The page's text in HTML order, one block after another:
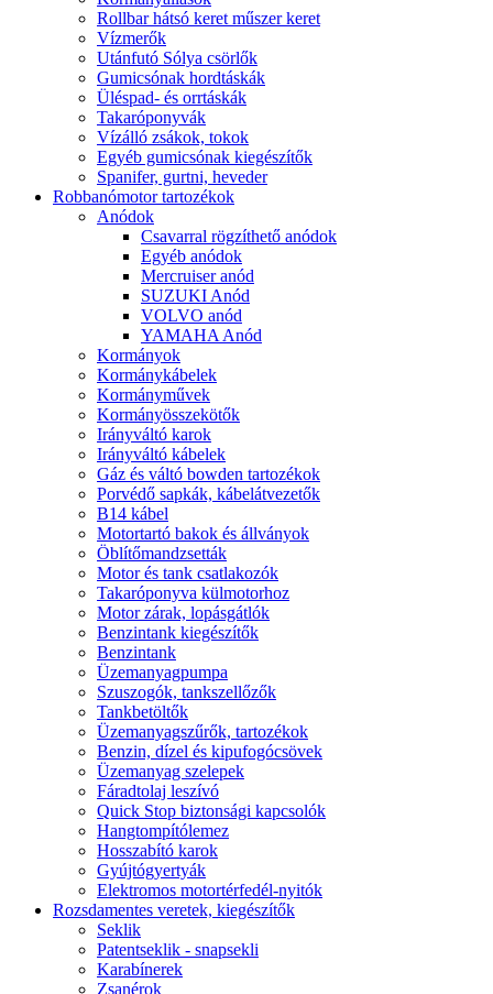
Rollbar hátsó keret műszer keret
Vízmerők
Utánfutó Sólya csörlők
Gumicsónak hordtáskák
Üléspad- és orrtáskák
Takaróponyvák
Vízálló zsákok, tokok
Egyéb gumicsónak kiegészítők
Spanifer, gurtni, heveder
Robbanómotor tartozékok
Anódok
Csavarral rögzíthető anódok
Egyéb anódok
Mercruiser anód
SUZUKI Anód
VOLVO anód
YAMAHA Anód
Kormányok
Kormánykábelek
Kormányművek
Kormányösszekötők
Irányváltó karok
Irányváltó kábelek
Gáz és váltó bowden tartozékok
Porvédő sapkák, kábelátvezetők
B14 kábel
Motortartó bakok és állványok
Öblítőmandzsetták
Motor és tank csatlakozók
Takaróponyva külmotorhoz
Motor zárak, lopásgátlók
Benzintank kiegészítők
Benzintank
Üzemanyagpumpa
Szuszogók, tankszellőzők
Tankbetöltők
Üzemanyagszűrők, tartozékok
Benzin, dízel és kipufogócsövek
Üzemanyag szelepek
Fáradtolaj leszívó
Quick Stop biztonsági kapcsolók
Hangtompítólemez
Hosszabító karok
Gyújtógyertyák
Elektromos motortérfedél-nyitók
Rozsdamentes veretek, kiegészítők
Seklik
Patentseklik - snapsekli
Karabínerek
Zsanérok